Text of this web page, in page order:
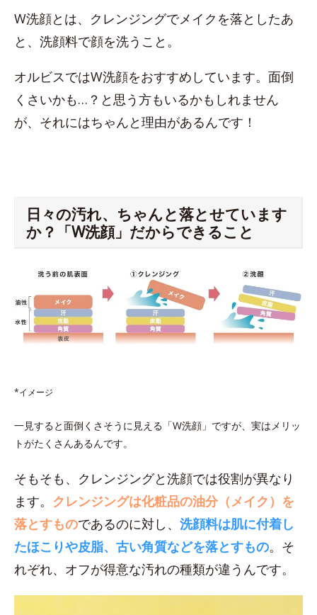
W洗顔とは、クレンジングでメイクを落としたあ
と、洗顔料で顔を洗うこと。
オルビスではW洗顔をおすすめしています。面倒
くさいかも…？と思う方もいるかもしれません
が、それにはちゃんと理由があるんです！
日々の汚れ、ちゃんと落とせています
か？「W洗顔」だからできること
*イメージ
一見すると面倒くさそうに見える「W洗顔」ですが、実はメリッ
トがたくさんあるんです。
そもそも、クレンジングと洗顔では役割が異なり
ます。 クレンジングは化粧品の油分（メイク）を
落とすものであるのに対し、 洗顔料は肌に付着し
たほこりや皮脂、古い角質などを落とすもの。そ
れぞれ、オフが得意な汚れの種類が違うんです。